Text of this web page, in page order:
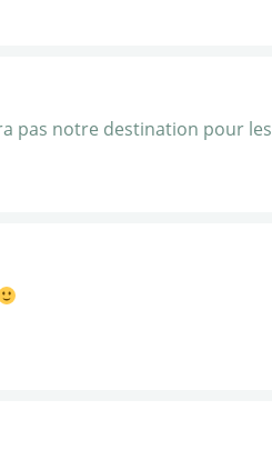
pas notre destination pour les